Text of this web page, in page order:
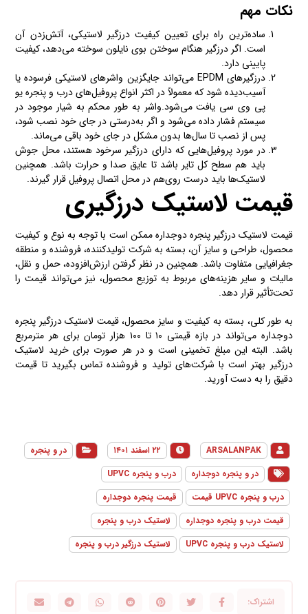
نکات مهم
ساده‌ترین راه برای تعیین کیفیت درزگیر لاستیکی، آتش‌زدن آن
است. اگر درزگیر هنگام سوختن بوی نایلون سوخته می‌دهد، کیفیت
پایینی دارد.
درزگیرهای EPDM می‌تواند جایگزین واشرهای لاستیکی فرسوده یا
آسیب‌دیده شود که معمولاً در اکثر انواع پروفیل‌های درب و پنجره یو
پی وی سی یافت می‌شود.واشر به طور محکم به شیار موجود در
سیستم فشار داده می‌شود و اگر به‌درستی در جای خود نصب شود،
پس از نصب تا سال‌ها بدون مشکل در جای خود باقی می‌ماند.
در مورد پروفیل‌هایی که دارای درزگیر سرخود هستند، محل جوش
باید هم سطح کل تایر باشد تا عایق صدا و حرارت باشد. همچنین
لاستیک‌ها باید درست روی‌هم در محل اتصال پروفیل قرار گیرند.
قیمت لاستیک درزگیری
قیمت لاستیک درزگیر پنجره دوجداره ممکن است با توجه به نوع و کیفیت
محصول، طراحی و سایز آن، بسته به شرکت تولیدکننده، فروشنده و منطقه
جغرافیایی متفاوت باشد. همچنین در نظر گرفتن ارزش‌افزوده، حمل و نقل،
مالیات و سایر هزینه‌های مربوط به توزیع محصول، نیز می‌تواند قیمت را
تحت‌تأثیر قرار دهد.
به طور کلی، بسته به کیفیت و سایز محصول، قیمت لاستیک درزگیر پنجره
دوجداره می‌تواند در بازه قیمتی ۱۰ تا ۱۰۰ هزار تومان برای هر مترمربع
باشد. البته این مبلغ تخمینی است و در هر صورت برای خرید لاستیک
درزگیر بهتر است با شرکت‌های تولید و فروشنده تماس بگیرید تا قیمت
دقیق را به دست آورید.
ARSALANPAK ۲۲ اسفند ۱۴۰۱
در و پنجره
در و پنجره دوجداره
درب و پنجره UPVC
درب و پنجره UPVC قیمت
قیمت پنجره دوجداره
قیمت درب و پنجره دوجداره
لاستیک درب و پنجره
لاستیک درب و پنجره UPVC
لاستیک درزگیر درب و پنجره